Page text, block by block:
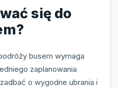
się do
busem wymaga
zaplanowania
o wygodne ubrania i